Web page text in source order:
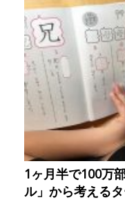
1ヶ月半で100万
ル」から考える